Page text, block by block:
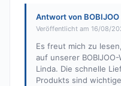
Antwort von BOBIJOO
Veröffentlicht am 16/08/
Es freut mich zu
auf unserer
Linda. Die schnelle
Produkts sind